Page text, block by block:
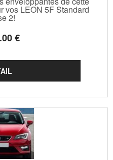
vos LEON 5F Standard
2!
.00€